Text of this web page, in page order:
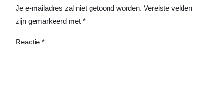
Je e-mailadres zal niet getoond worden. Vereiste velden
zijn gemarkeerd met *
Reactie *